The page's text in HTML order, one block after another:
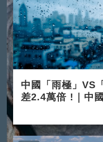
中國「雨極」VS
差2.4萬倍 !｜中